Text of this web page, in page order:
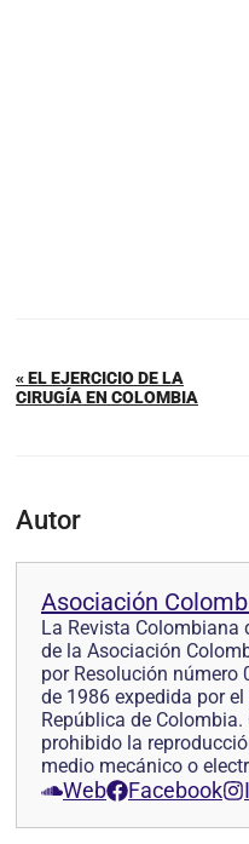
« EL EJERCICIO DE LA
CIRUGÍA EN COLOMBIA
Autor
Asociación
La Revista Colombiana
de la Asociación
por Resolución número
de 1986 expedida por
República de
prohibido la
medio mecánico o
Web Facebook